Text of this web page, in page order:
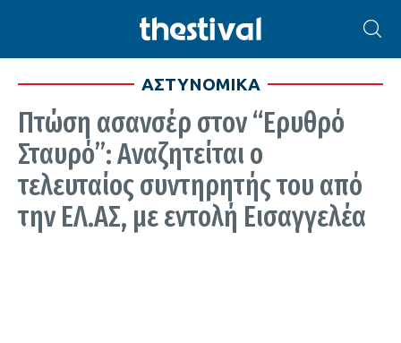
ΑΣΤΥΝΟΜΙΚΑ
Πτώση ασανσέρ στον “Ερυθρό
Σταυρό”: Αναζητείται ο
τελευταίος συντηρητής του από
την ΕΛ.ΑΣ, με εντολή Εισαγγελέα